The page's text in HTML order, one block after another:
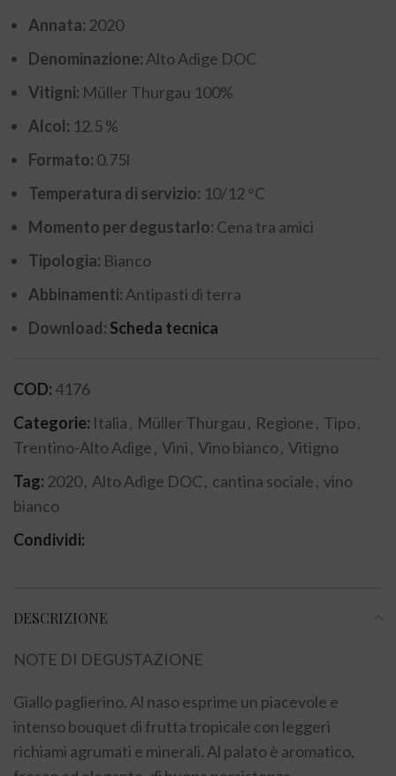
Annata: 2020
Denominazione: Alto Adige DOC
Vitigni: Müller Thurgau 100%
Alcol: 12.5 %
Formato: 0.75l
Temperatura di servizio: 10/12 °C
Momento per degustarlo: Cena tra amici
Tipologia: Bianco
Abbinamenti: Antipasti di terra
Download: Scheda tecnica
COD: 4176
Categorie: Italia, Müller Thurgau, Regione, Tipo,
Trentino-Alto Adige, Vini, Vino bianco, Vitigno
Tag: 2020, Alto Adige DOC, cantina sociale, vino
bianco
Condividi:
DESCRIZIONE
NOTE DI DEGUSTAZIONE
Giallo paglierino. Al naso esprime un piacevole e
intenso bouquet di frutta tropicale con leggeri
richiami agrumati e minerali. Al palato è aromatico,